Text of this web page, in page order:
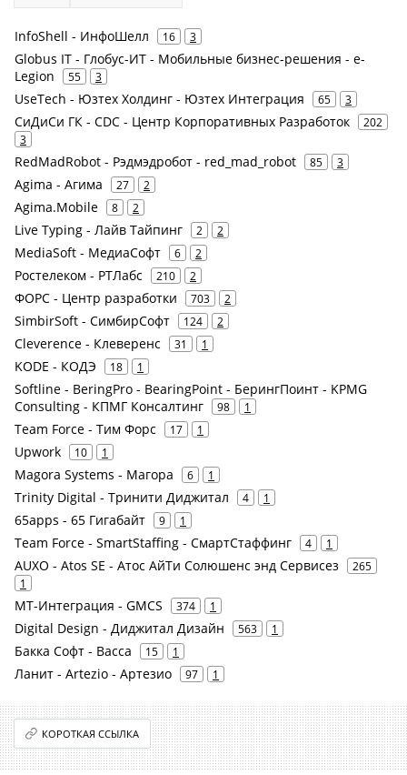
InfoShell - ИнфоШелл 16 3
Globus IT - Глобус-ИТ - Мобильные бизнес-решения - e-
Legion
55 3
UseTech - Юзтех Холдинг - Юзтех Интеграция 65 3
СиДиСи ГК - CDC - Центр Корпоративных Разработок
202
3
RedMadRobot - Рэдмэдробот - red_mad_robot 85 3
Agima - Агима 27 2
Agima.Mobile 8 2
Live Typing - Лайв Тайпинг 2 2
MediaSoft - МедиаСофт 6 2
Ростелеком - РТЛабс 210 2
ФОРС - Центр разработки 703 2
SimbirSoft - СимбирСофт 124 2
Cleverence - Клеверенс 31 1
KODE - КОДЭ 18 1
Softline - BeringPro - BearingPoint - БерингПоинт - KPMG
Consulting - КПМГ Консалтинг
98 1
Team Force - Тим Форс 17 1
Upwork 10 1
Magora Systems - Магора 6 1
Trinity Digital - Тринити Диджитал 4 1
65apps - 65 Гигабайт 9 1
Team Force - SmartStaffing - СмартСтаффинг 4 1
AUXO - Atos SE - Атос АйТи Солюшенс энд Сервисез
265
1
МТ-Интеграция - GMCS 374 1
Digital Design - Диджитал Дизайн 563 1
Бакка Софт - Bacca 15 1
Ланит - Artezio - Артезио 97 1
КОРОТКАЯ ССЫЛКА